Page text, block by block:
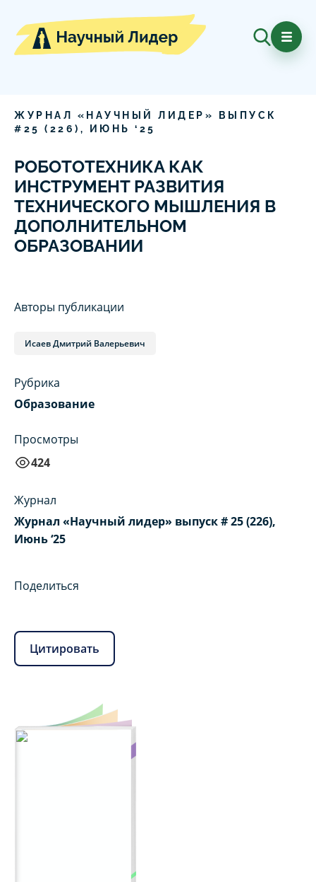
ЖУРНАЛ «НАУЧНЫЙ ЛИДЕР» ВЫПУСК
# 25 ( 226 ), ИЮНЬ ‘ 25
РОБОТОТЕХНИКА КАК
ИНСТРУМЕНТ РАЗВИТИЯ
ТЕХНИЧЕСКОГО МЫШЛЕНИЯ В
ДОПОЛНИТЕЛЬНОМ
ОБРАЗОВАНИИ
Авторы публикации
Исаев Дмитрий Валерьевич
Рубрика
Образование
Просмотры
424
Журнал
Журнал «Научный лидер» выпуск # 25 (226),
Июнь ‘25
Поделиться
Цитировать